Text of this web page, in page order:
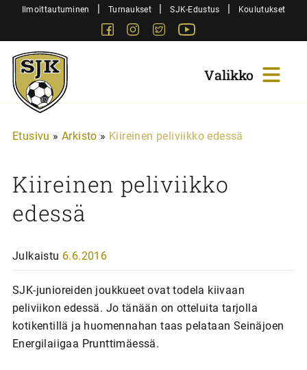
SiirryIlmoittautuminen | Turnaukset | SJK-Edustus | Koulutukset
FacebookInstagram
Twitter
Sjk-
Juniorit
Etusivu » Arkisto » Kiireinen peliviikko edessä
Kiireinen peliviikko
edessä
Julkaistu 6.6.2016
SJK-junioreiden joukkueet ovat todela kiivaan
peliviikon edessä. Jo tänään on otteluita tarjolla
kotikentillä ja huomennahan taas pelataan Seinäjoen
Energilaiigaa Prunttimäessä.